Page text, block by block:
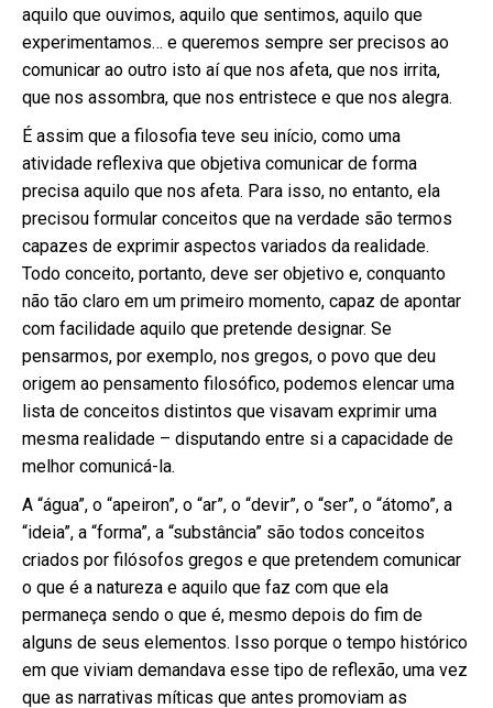
aquilo que ouvimos, aquilo que sentimos, aquilo que
experimentamos… e queremos sempre ser precisos ao
comunicar ao outro isto aí que nos afeta, que nos irrita,
que nos assombra, que nos entristece e que nos alegra.
É assim que a filosofia teve seu início, como uma
atividade reflexiva que objetiva comunicar de forma
precisa aquilo que nos afeta. Para isso, no entanto, ela
precisou formular conceitos que na verdade são termos
capazes de exprimir aspectos variados da realidade.
Todo conceito, portanto, deve ser objetivo e, conquanto
não tão claro em um primeiro momento, capaz de apontar
com facilidade aquilo que pretende designar. Se
pensarmos, por exemplo, nos gregos, o povo que deu
origem ao pensamento filosófico, podemos elencar uma
lista de conceitos distintos que visavam exprimir uma
mesma realidade – disputando entre si a capacidade de
melhor comunicá-la.
A “água”, o “apeiron”, o “ar”, o “devir”, o “ser”, o “átomo”, a
“ideia”, a “forma”, a “substância” são todos conceitos
criados por filósofos gregos e que pretendem comunicar
o que é a natureza e aquilo que faz com que ela
permaneça sendo o que é, mesmo depois do fim de
alguns de seus elementos. Isso porque o tempo histórico
em que viviam demandava esse tipo de reflexão, uma vez
que as narrativas míticas que antes promoviam as